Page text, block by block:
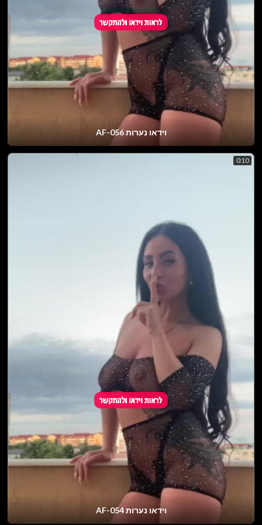
וידאו נערות AF-056
0:10
וידאו נערות AF-054